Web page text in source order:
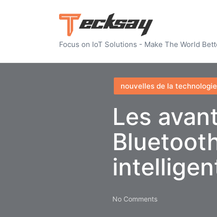
Focus on IoT Solutions - Make The World
Posted
in
nouvelles de la technologie
Les
No Comments